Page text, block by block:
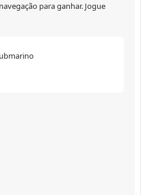
para ganhar. Jogue